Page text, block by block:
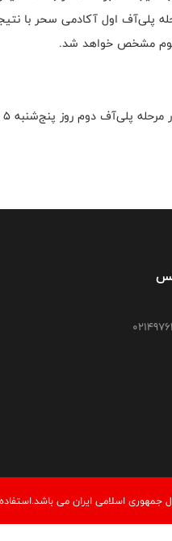
سوم مشخص خواهد شد.
اسلامی ایران می